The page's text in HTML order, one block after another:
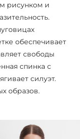
рисунком и
обеспечивает
свободы
спинка с
силуэт.
образов.